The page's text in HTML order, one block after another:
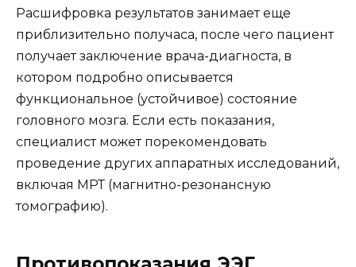
Расшифровка результатов занимает еще
приблизительно получаса, после чего пациент
получает заключение врача-диагноста, в
котором подробно описывается
функциональное (устойчивое) состояние
головного мозга. Если есть показания,
специалист может порекомендовать
проведение других аппаратных исследований,
включая МРТ (магнитно-резонансную
томографию).